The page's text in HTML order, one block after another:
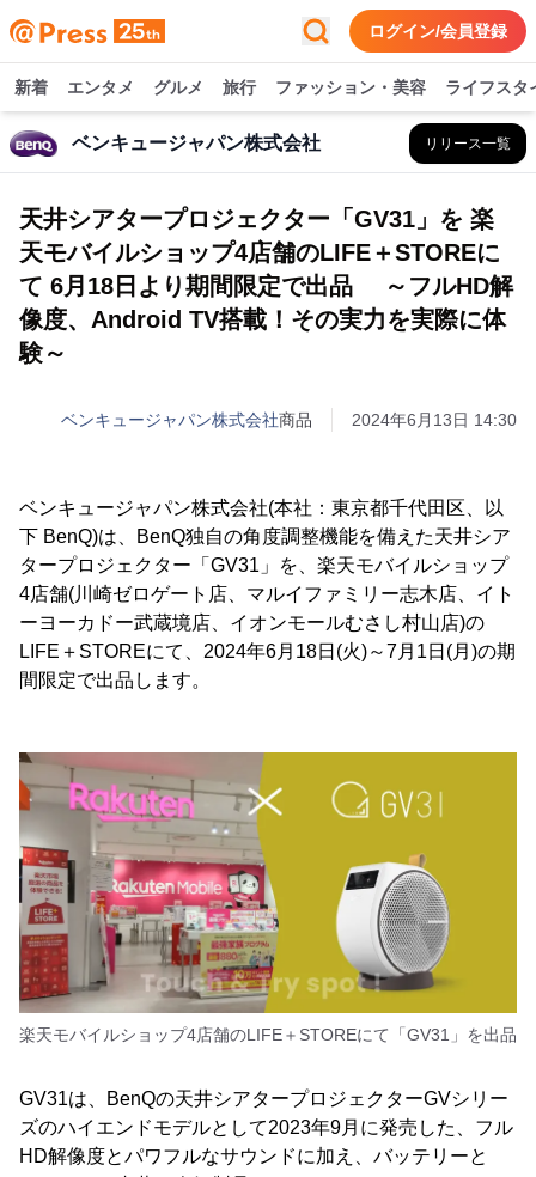
ログイン/会員登録
新着 エンタメ グルメ 旅行 ファッション・美容 ライフスタ
ベンキュージャパン株式会社 リリース一覧
天井シアタープロジェクター「GV31」を 楽
天モバイルショップ4店舗のLIFE＋STOREに
て 6月18日より期間限定で出品 ～フルHD解
像度、Android TV搭載！その実力を実際に体
験～
ベンキュージャパン株式会社商品 2024年6月13日 14:30
ベンキュージャパン株式会社(本社：東京都千代田区、以
下 BenQ)は、BenQ独自の角度調整機能を備えた天井シア
タープロジェクター「GV31」を、楽天モバイルショップ
4店舗(川崎ゼロゲート店、マルイファミリー志木店、イト
ーヨーカドー武蔵境店、イオンモールむさし村山店)の
LIFE＋STOREにて、2024年6月18日(火)～7月1日(月)の期
間限定で出品します。
楽天モバイルショップ4店舗のLIFE＋STOREにて「GV31」を出品
GV31は、BenQの天井シアタープロジェクターGVシリー
ズのハイエンドモデルとして2023年9月に発売した、フル
HD解像度とパワフルなサウンドに加え、バッテリーと